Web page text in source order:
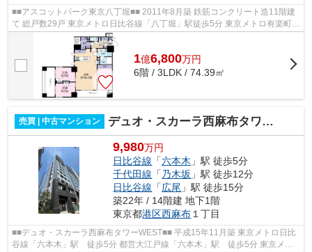
■■アスコットパーク東京八丁堀■■ 2011年8月築 鉄筋コンクリート造11階建
て 総戸数29戸 東京メトロ日比谷線「八丁堀」駅徒歩5分 東京メトロ有楽町線
「新富町」駅徒歩6分 ペット飼育...
1億6,800万円
6階 / 3LDK / 74.39㎡
売買 | 中古マンション デュオ・スカーラ西麻布タワーWEST
9,980万円
日比谷線 「六本木 」駅 徒歩5分
千代田線 「 乃木坂 」駅 徒歩12分
日比谷線 「広尾 」駅 徒歩15分
築22年 / 14階建 地下1階
東京都港区西麻布 １丁目
■■デュオ・スカーラ西麻布タワーWEST■■ 平成15年11月築 東京メトロ日比
谷線「六本木」駅 徒歩5分 都営大江戸線「六本木」駅 徒歩5分 東京メト